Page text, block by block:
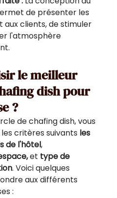
de présenter les
clients, de stimuler
l'atmosphère
le meilleur
dish pour
?
de chafing dish, vous
critères suivants les
de l'hôtel,
et type de
. Voici quelques
aux différents
: